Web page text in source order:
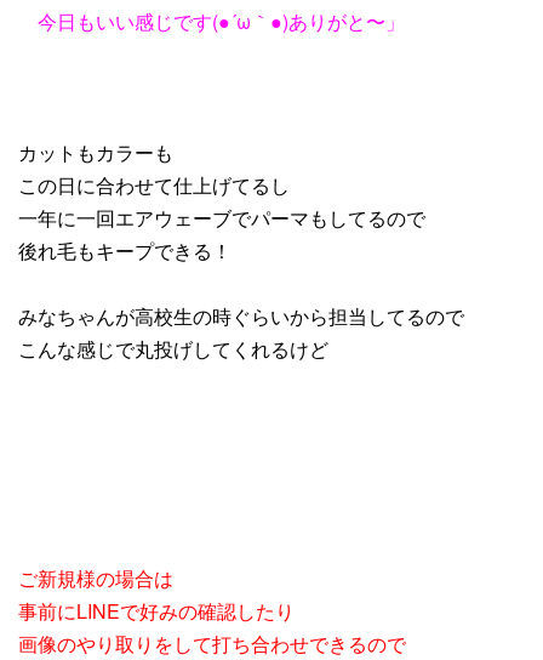
今日もいい感じです(●´ω｀●)ありがと〜」
カットもカラーも
この日に合わせて仕上げてるし
一年に一回エアウェーブでパーマもしてるので
後れ毛もキープできる！
みなちゃんが高校生の時ぐらいから担当してるので
こんな感じで丸投げしてくれるけど
ご新規様の場合は
事前にLINEで好みの確認したり
画像のやり取りをして打ち合わせできるので